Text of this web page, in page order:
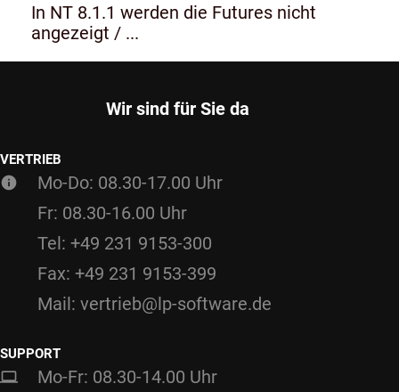
In NT 8.1.1 werden die Futures nicht
angezeigt / ...
Wir sind für Sie da
VERTRIEB
Mo-Do: 08.30-17.00 Uhr
Fr: 08.30-16.00 Uhr
Tel: +49 231 9153-300
Fax: +49 231 9153-399
Mail: vertrieb@lp-software.de
SUPPORT
Mo-Fr: 08.30-14.00 Uhr